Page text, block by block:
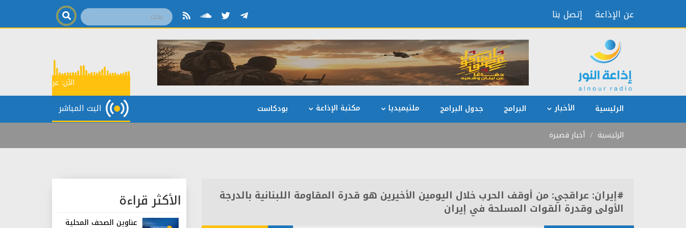
عن الإذاعة إتصل بنا
الرئيسية الأخبار البرامج جدول البرامج ملتيميديا مكتبة الإذاعة بودكاست البث المباشر
الآن:عرض إخباري
الرئيسية أخبار قصيرة
#إيران: عراقجي: من أوقف الحرب خلال اليومين الأخيرين هو قدرة المقاومة اللبنانية بالدرجة
الأولى وقدرة القوات المسلحة في إيران الأكثر قراءة
عناوين الصحف المحلية